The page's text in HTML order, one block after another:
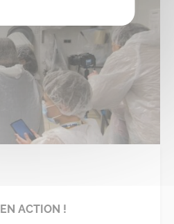
ACTION !